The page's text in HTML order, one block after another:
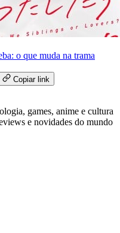
o que muda na trama
Copiar link
games, anime e cultura
e novidades do mundo